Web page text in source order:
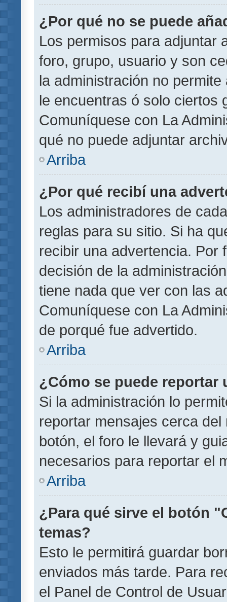
¿Por qué no se puede
Los permisos para adjuntar
foro, grupo, usuario y son
la administración no
le encuentras ó solo ciertos
Comuníquese con La
qué no puede adjuntar
Arriba
¿Por qué recibí una
Los administradores de
reglas para su sitio. Si ha
recibir una advertencia. Por
decisión de la
tiene nada que ver con las
Comuníquese con La
de porqué fue advertido.
Arriba
¿Cómo se puede reportar
Si la administración lo
reportar mensajes cerca
botón, el foro le llevará y
necesarios para reportar el
Arriba
¿Para qué sirve el botón
temas?
Esto le permitirá guardar
enviados más tarde. Para
el Panel de Control de